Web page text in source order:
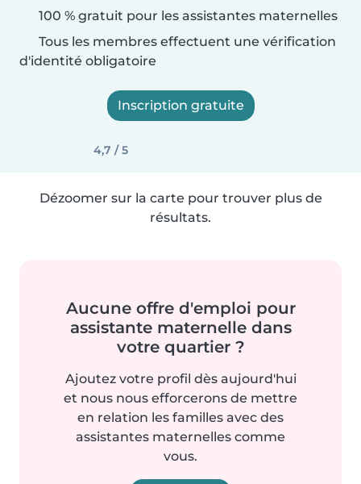
100 % gratuit pour les assistantes maternelles
Tous les membres effectuent une vérification
d'identité obligatoire
Inscription gratuite
4,7 / 5
Dézoomer sur la carte pour trouver plus de
résultats.
Aucune offre d'emploi pour
assistante maternelle dans
votre quartier ?
Ajoutez votre profil dès aujourd'hui
et nous nous efforcerons de mettre
en relation les familles avec des
assistantes maternelles comme
vous.